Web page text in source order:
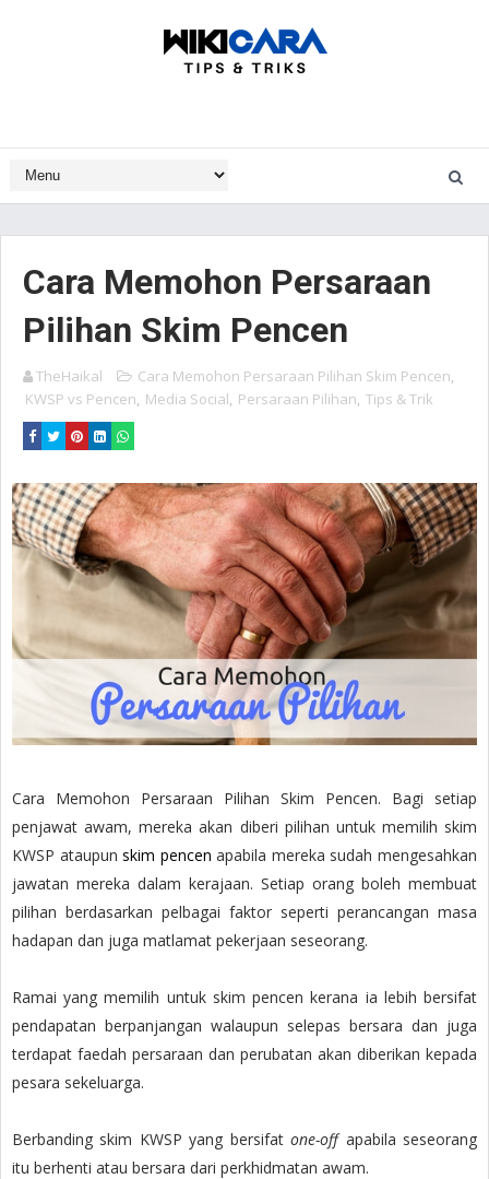
Cara Memohon Persaraan
Pilihan Skim Pencen
TheHaikal Cara Memohon Persaraan Pilihan Skim Pencen,
KWSP vs Pencen, Media Social, Persaraan Pilihan, Tips & Trik
Cara Memohon Persaraan Pilihan Skim Pencen. Bagi setiap
penjawat awam, mereka akan diberi pilihan untuk memilih skim
KWSP ataupunskim pencen apabila mereka sudah mengesahkan
jawatan mereka dalam kerajaan. Setiap orang boleh membuat
pilihan berdasarkan pelbagai faktor seperti perancangan masa
hadapan dan juga matlamat pekerjaan seseorang.
Ramai yang memilih untuk skim pencen kerana ia lebih bersifat
pendapatan berpanjangan walaupun selepas bersara dan juga
terdapat faedah persaraan dan perubatan akan diberikan kepada
pesara sekeluarga.
Berbanding skim KWSP yang bersifatone-offapabila seseorang
itu berhenti atau bersara dari perkhidmatan awam.